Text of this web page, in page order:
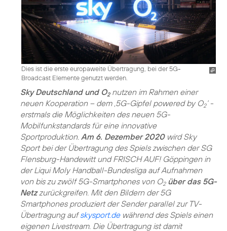
Dies ist die erste europaweite Übertragung, bei der 5G-
Broadcast Elemente genutzt werden.
Sky Deutschland und O2nutzen im Rahmen einer
neuen Kooperation – dem ‚5G-Gipfel powered by O2‘ -
erstmals die Möglichkeiten des neuen 5G-
Mobilfunkstandards für eine innovative
Sportproduktion. Am 6. Dezember 2020wird Sky
Sport bei der Übertragung des Spiels zwischen der SG
Flensburg-Handewitt und FRISCH AUF! Göppingen in
der Liqui Moly Handball-Bundesliga auf Aufnahmen
von bis zu zwölf 5G-Smartphones von O2 über das 5G-
Netzzurückgreifen. Mit den Bildern der 5G
Smartphones produziert der Sender parallel zur TV-
Übertragung aufskysport.dewährend des Spiels einen
eigenen Livestream. Die Übertragung ist damit